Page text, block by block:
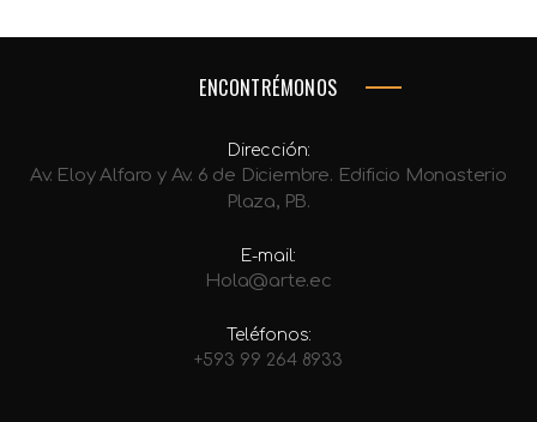
ENCONTRÉMONOS
Dirección:
Av. Eloy Alfaro y Av. 6 de Diciembre. Edificio Monasterio
Plaza, PB.
E-mail:
Hola@arte.ec
Teléfonos:
+593 99 264 8933